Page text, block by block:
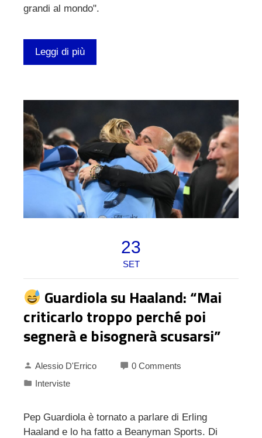
grandi al mondo".
Leggi di più
23
SET
Guardiola su Haaland: “Mai
criticarlo troppo perché poi
segnerà e bisognerà scusarsi”
Alessio D'Errico
0 Comments
Interviste
Pep Guardiola è tornato a parlare di Erling
Haaland e lo ha fatto a Beanyman Sports. Di